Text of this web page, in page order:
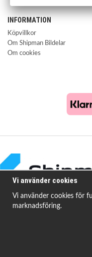
INFORMATION
Köpvillkor
Om Shipman Bildelar
Om cookies
vanligt förekommande
Vi använder cookies
Vi använder cookies för
marknadsföring.